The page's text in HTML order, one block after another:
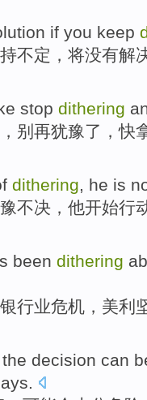
if you keep
不定，将没有解
stop dithering
， 别 再犹豫了，快
dithering, he is
不决 ， 他开始行
been dithering
银行业危机 ， 美利
decision can